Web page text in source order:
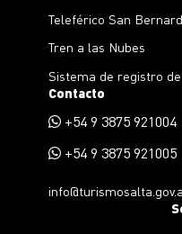
Teleférico San
Tren a las Nubes
Sistema de registro
Contacto
+54 9 3875 921004
+54 9 3875 921005